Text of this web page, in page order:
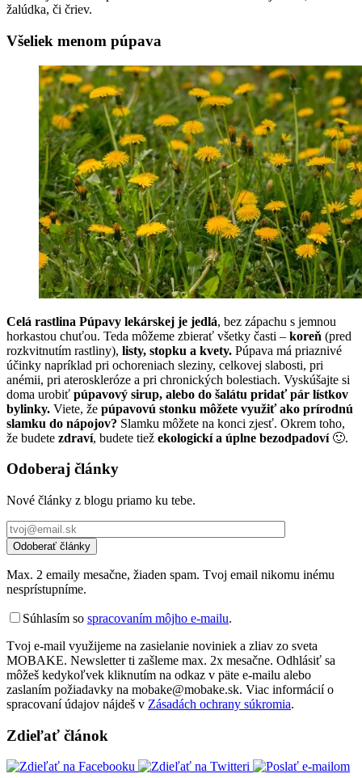
žalúdka, či čriev.
Všeliek menom púpava
Celá rastlina Púpavy lekárskej je jedlá, bez zápachu s jemnou
horkastou chuťou. Teda môžeme zbierať všetky časti – koreň (pred
rozkvitnutím rastliny), listy, stopku a kvety. Púpava má priaznivé
účinky napríklad pri ochoreniach sleziny, celkovej slabosti, pri
anémii, pri ateroskleróze a pri chronických bolestiach. Vyskúšajte si
doma urobiť púpavový sirup, alebo do šalátu pridať pár lístkov
bylinky. Viete, že púpavovú stonku môžete využiť ako prírodnú
slamku do nápojov? Slamku môžete na konci zjesť. Okrem toho,
že budete zdraví, budete tiež ekologickí a úplne bezodpadoví 🙂.
Odoberaj články
Nové články z blogu priamo ku tebe.
Max. 2 emaily mesačne, žiaden spam. Tvoj email nikomu inému
nesprístupníme.
Súhlasím so spracovaním môjho e-mailu.
Tvoj e-mail využijeme na zasielanie noviniek a zliav zo sveta
MOBAKE. Newsletter ti zašleme max. 2x mesačne. Odhlásiť sa
môžeš kedykoľvek kliknutím na odkaz v päte e-mailu alebo
zaslaním požiadavky na mobake@mobake.sk. Viac informácií o
spracovaní údajov nájdeš v Zásadách ochrany súkromia.
Zdieľať článok